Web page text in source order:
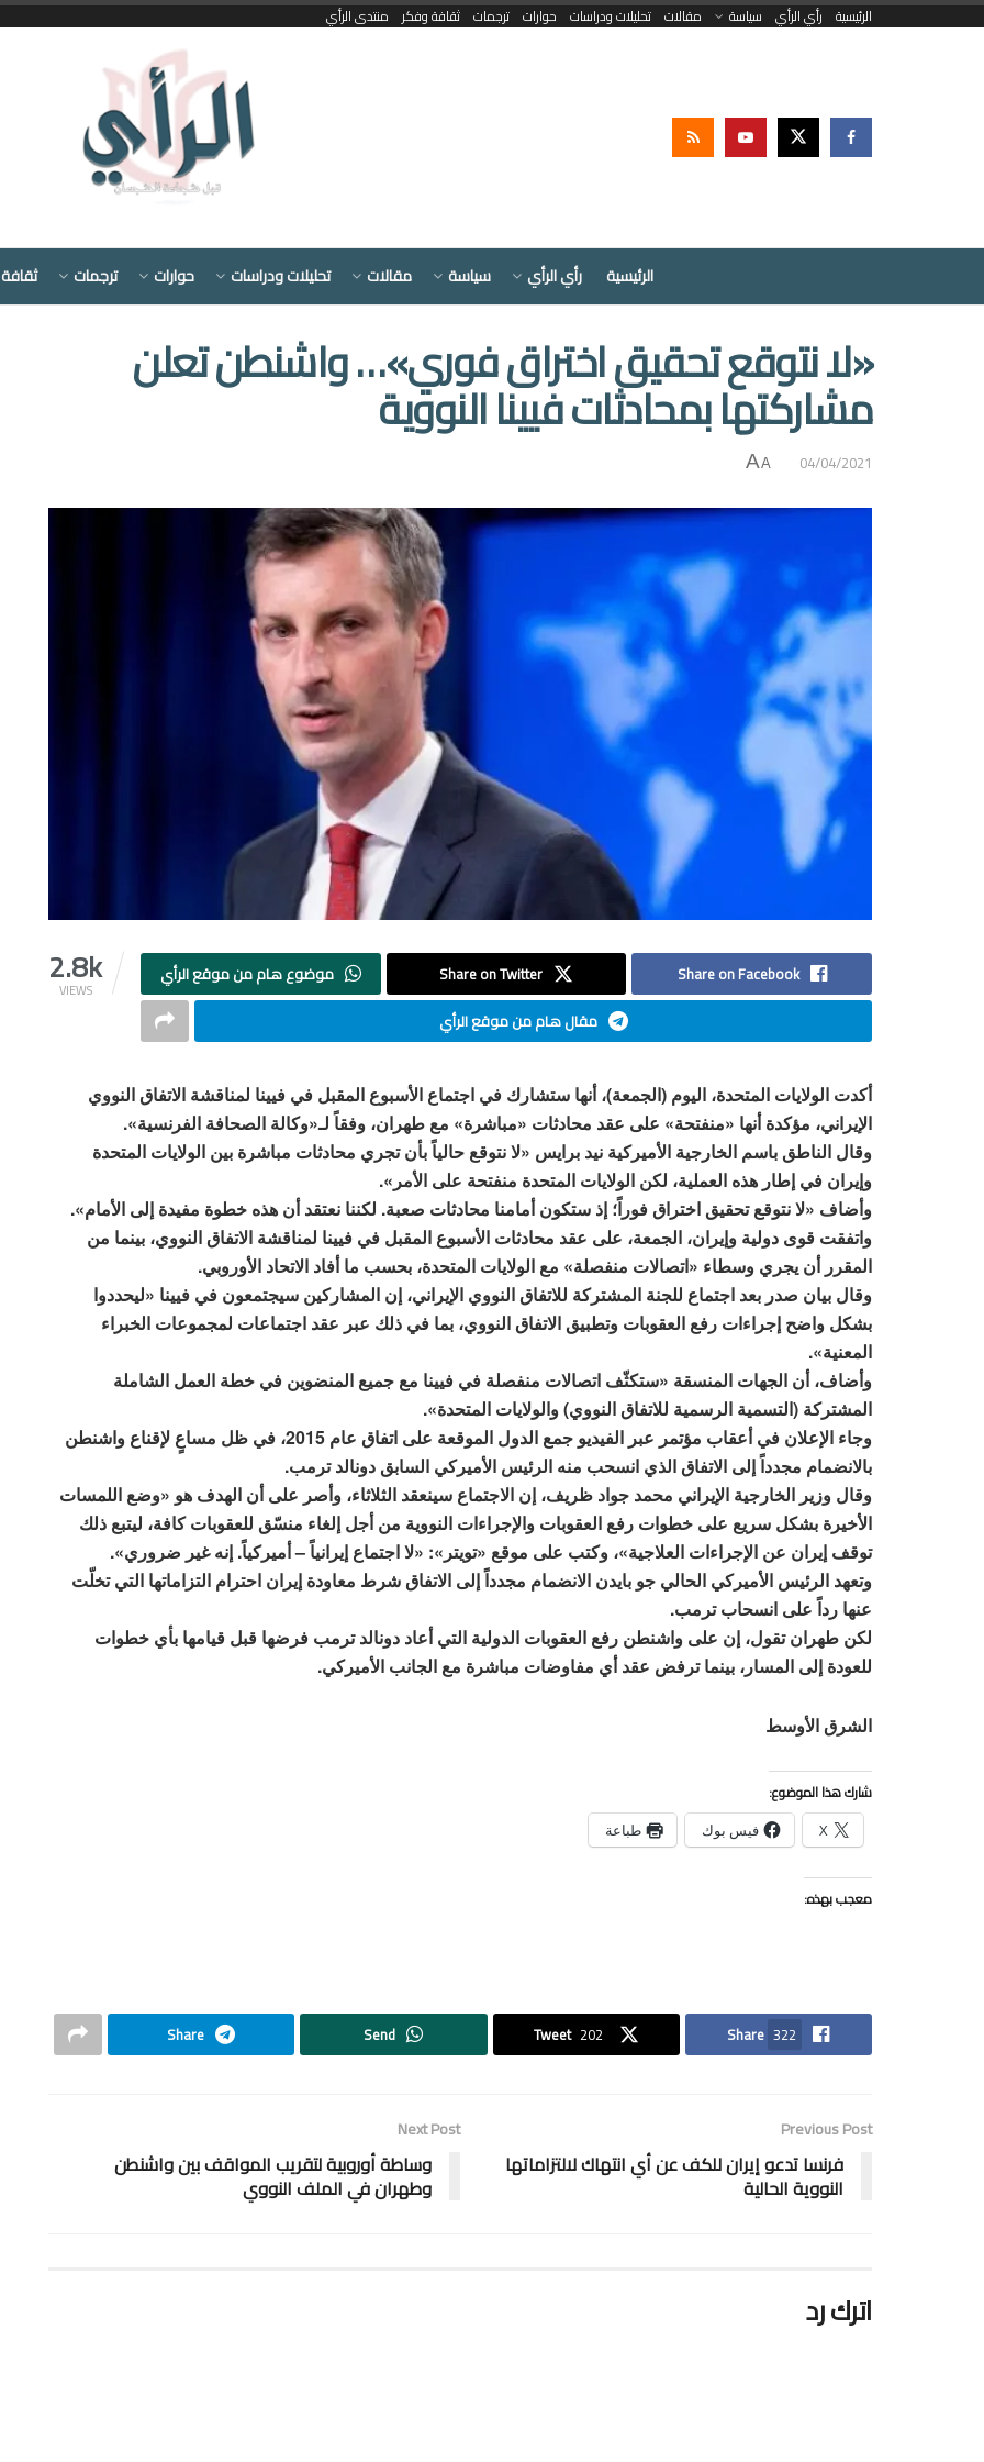
الرئيسية رأي الرأي سياسة مقالات تحليلات ودراسات حوارات ترجمات ثقافة وفكر منتدى الرأي
الرئيسية رأي الرأي سياسة مقالات تحليلات ودراسات حوارات ترجمات
«لا نتوقع تحقيق اختراق فوري»… واشنطن تعلن
مشاركتها بمحادثات فيينا النووية
04/04/2021
A
A
2.8k
VIEWS
Share on Facebook
Share on Twitter
موضوع هام من موقع الرأي
مقال هام من موقع الرأي
أكدت الولايات المتحدة، اليوم (الجمعة)، أنها ستشارك في اجتماع الأسبوع المقبل في فيينا لمناقشة الاتفاق النووي
الإيراني، مؤكدة أنها «منفتحة» على عقد محادثات «مباشرة» مع طهران، وفقاً لـ«وكالة الصحافة الفرنسية».
وقال الناطق باسم الخارجية الأميركية نيد برايس «لا نتوقع حالياً بأن تجري محادثات مباشرة بين الولايات المتحدة
وإيران في إطار هذه العملية، لكن الولايات المتحدة منفتحة على الأمر».
وأضاف «لا نتوقع تحقيق اختراق فوراً؛ إذ ستكون أمامنا محادثات صعبة. لكننا نعتقد أن هذه خطوة مفيدة إلى الأمام».
واتفقت قوى دولية وإيران، الجمعة، على عقد محادثات الأسبوع المقبل في فيينا لمناقشة الاتفاق النووي، بينما من
المقرر أن يجري وسطاء «اتصالات منفصلة» مع الولايات المتحدة، بحسب ما أفاد الاتحاد الأوروبي.
وقال بيان صدر بعد اجتماع للجنة المشتركة للاتفاق النووي الإيراني، إن المشاركين سيجتمعون في فيينا «ليحددوا
بشكل واضح إجراءات رفع العقوبات وتطبيق الاتفاق النووي، بما في ذلك عبر عقد اجتماعات لمجموعات الخبراء
المعنية».
وأضاف، أن الجهات المنسقة «ستكثّف اتصالات منفصلة في فيينا مع جميع المنضوين في خطة العمل الشاملة
المشتركة (التسمية الرسمية للاتفاق النووي) والولايات المتحدة».
وجاء الإعلان في أعقاب مؤتمر عبر الفيديو جمع الدول الموقعة على اتفاق عام 2015، في ظل مساعٍ لإقناع واشنطن
بالانضمام مجدداً إلى الاتفاق الذي انسحب منه الرئيس الأميركي السابق دونالد ترمب.
وقال وزير الخارجية الإيراني محمد جواد ظريف، إن الاجتماع سينعقد الثلاثاء، وأصر على أن الهدف هو «وضع اللمسات
الأخيرة بشكل سريع على خطوات رفع العقوبات والإجراءات النووية من أجل إلغاء منسّق للعقوبات كافة، ليتبع ذلك
توقف إيران عن الإجراءات العلاجية»، وكتب على موقع «تويتر»: «لا اجتماع إيرانياً – أميركياً. إنه غير ضروري».
وتعهد الرئيس الأميركي الحالي جو بايدن الانضمام مجدداً إلى الاتفاق شرط معاودة إيران احترام التزاماتها التي تخلّت
عنها رداً على انسحاب ترمب.
لكن طهران تقول، إن على واشنطن رفع العقوبات الدولية التي أعاد دونالد ترمب فرضها قبل قيامها بأي خطوات
للعودة إلى المسار، بينما ترفض عقد أي مفاوضات مباشرة مع الجانب الأميركي.
الشرق الأوسط
شارك هذا الموضوع:
X فيس بوك طباعة
معجب بهذه:
Share 322
Tweet 202
Send
Share
Previous Post
فرنسا تدعو إيران للكف عن أي انتهاك لالتزاماتها
النووية الحالية
Next Post
وساطة أوروبية لتقريب المواقف بين واشنطن
وطهران في الملف النووي
اترك رد